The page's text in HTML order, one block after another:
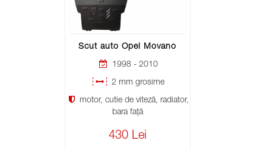
Scut auto Opel Movano
1998 - 2010
2 mm grosime
motor, cutie de viteză, radiator,
bara față
430 Lei